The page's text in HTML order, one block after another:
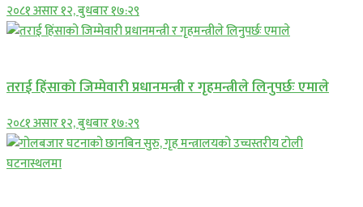
२०८१ असार १२, बुधबार १७:२९
तराई हिंसाको जिम्मेवारी प्रधानमन्त्री र गृहमन्त्रीले लिनुपर्छः एमाले
२०८१ असार १२, बुधबार १७:२९